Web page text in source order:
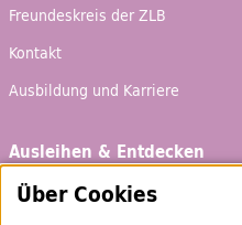
Freundeskreis der ZLB
Kontakt
Ausbildung und Karriere
Ausleihen & Entdecken
Schaufenster
Über Cookies